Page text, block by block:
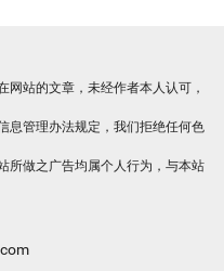
站的文章，未经作者本人认可，
息管理办法规定，我们拒绝任何色
所做之广告均属个人行为，与本站